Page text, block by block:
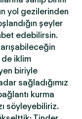
yol gezilerinden
şeyler
edebilirsin.
de iklim
biriyle
sağladığımız
kurma
söyleyebiliriz.